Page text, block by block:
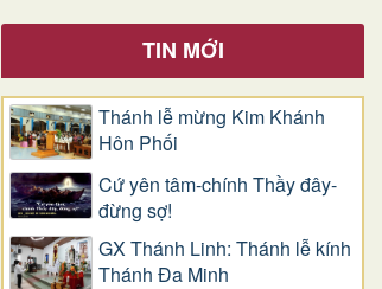
TIN MỚI
Thánh lễ mừng Kim Khánh
Hôn Phối
Cứ yên tâm-chính Thầy đây-
đừng sợ!
GX Thánh Linh: Thánh lễ kính
Thánh Đa Minh